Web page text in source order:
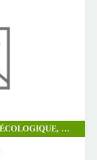
DÉCROISSANCE, ÉCO-CITOYENNE, ÉCOLOGIQUE, ESSE, GROUPE, HUMANISTE, RÉSILIENCE, RÊVE, SOLIDAIRE, TRANSITION